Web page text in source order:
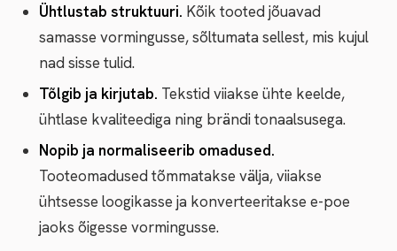
Ühtlustab struktuuri. Kõik tooted jõuavad
samasse vormingusse, sõltumata sellest, mis kujul
nad sisse tulid.
Tõlgib ja kirjutab. Tekstid viiakse ühte keelde,
ühtlase kvaliteediga ning brändi tonaalsusega.
Nopib ja normaliseerib omadused.
Tooteomadused tõmmatakse välja, viiakse
ühtsesse loogikasse ja konverteeritakse e-poe
jaoks õigesse vormingusse.